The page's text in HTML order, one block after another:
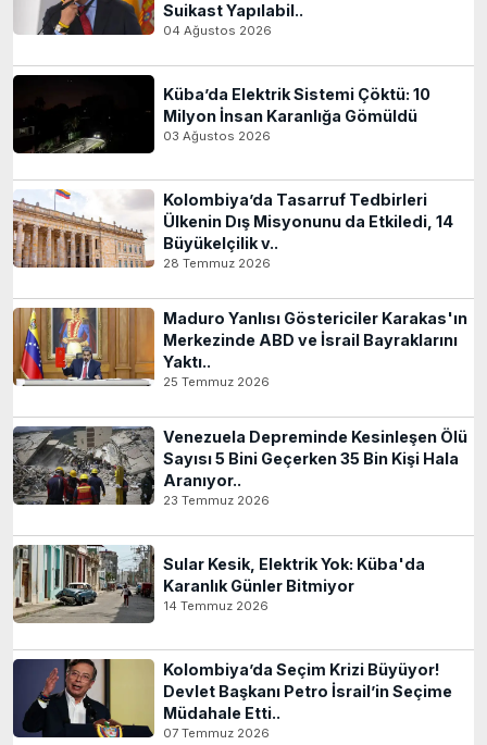
Suikast Yapılabil..
04 Ağustos 2026
Küba’da Elektrik Sistemi Çöktü: 10
Milyon İnsan Karanlığa Gömüldü
03 Ağustos 2026
Kolombiya’da Tasarruf Tedbirleri
Ülkenin Dış Misyonunu da Etkiledi, 14
Büyükelçilik v..
28 Temmuz 2026
Maduro Yanlısı Göstericiler Karakas'ın
Merkezinde ABD ve İsrail Bayraklarını
Yaktı..
25 Temmuz 2026
Venezuela Depreminde Kesinleşen Ölü
Sayısı 5 Bini Geçerken 35 Bin Kişi Hala
Aranıyor..
23 Temmuz 2026
Sular Kesik, Elektrik Yok: Küba'da
Karanlık Günler Bitmiyor
14 Temmuz 2026
Kolombiya’da Seçim Krizi Büyüyor!
Devlet Başkanı Petro İsrail’in Seçime
Müdahale Etti..
07 Temmuz 2026